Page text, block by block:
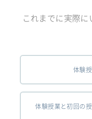
これまでに実際
体験
体験授業と初回の